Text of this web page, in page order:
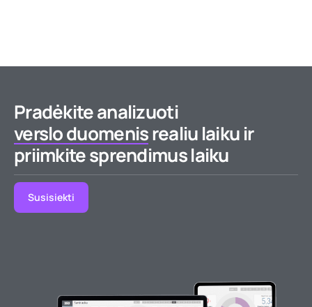
Pradėkite analizuoti
verslo duomenisrealiu laiku ir
priimkite sprendimus laiku
Susisiekti